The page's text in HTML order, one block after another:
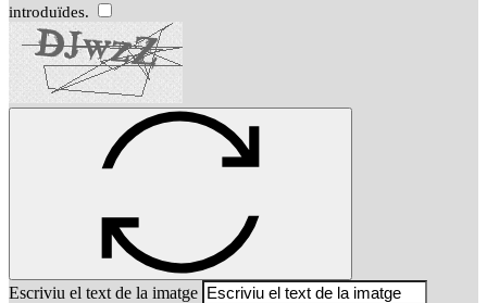
introduïdes.
Escriviu el text de la imatge